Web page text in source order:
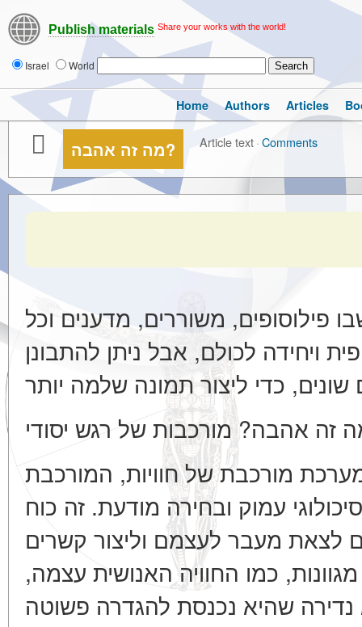
Publish materials Share your works with the world!
Israel World
Home Authors Articles
מה זה אהבה? Article text·Comments
פילוסופים, משוררים, מדענים וכל
ויחידה לכולם, אבל ניתן להתבונן
זה אהבה? מורכבות של רגש יסודי
מורכבת של חוויות, המורכבת
עמוק ובחירה מודעת. זה כוח
לצאת מעבר לעצמם וליצור קשרים
כמו החוויה האנושית עצמה,